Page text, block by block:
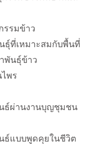
รมข้าว
ที่เหมาะสมกับพื้นที่
นธุ์ข้าว
พร
นงานบุญชุมชน
บพูดคุยในชีวิต